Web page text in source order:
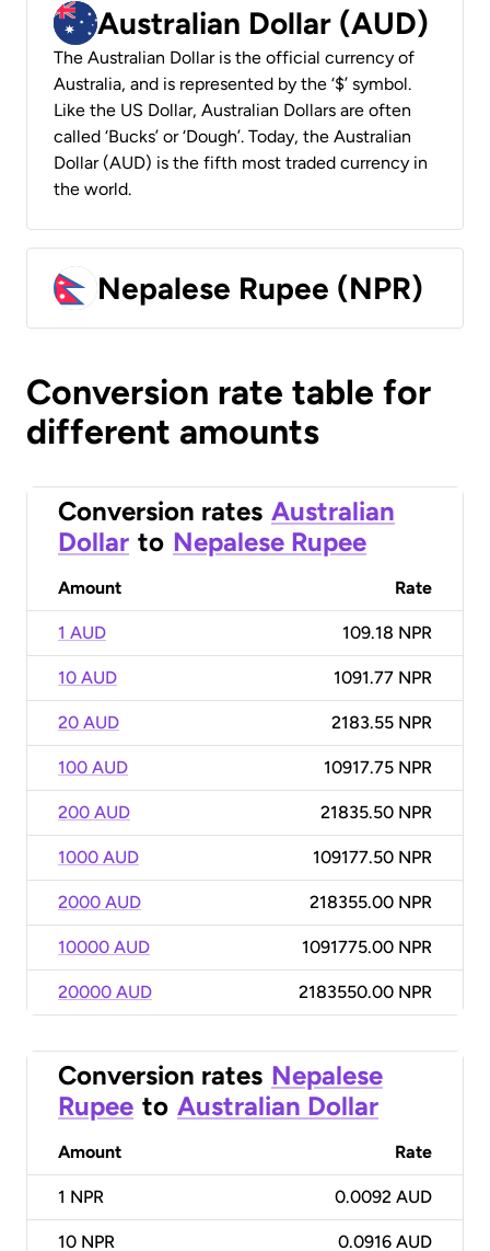
Australian Dollar (AUD)
The Australian Dollar is the official currency of
Australia, and is represented by the ‘$’ symbol.
Like the US Dollar, Australian Dollars are often
called ‘Bucks’ or ‘Dough’. Today, the Australian
Dollar (AUD) is the fifth most traded currency in
the world.
Nepalese Rupee (NPR)
Conversion rate table for
different amounts
Conversion rates Australian
Dollar to Nepalese Rupee
Amount Rate
1 AUD 109.18 NPR
10 AUD 1091.77 NPR
20 AUD 2183.55 NPR
100 AUD 10917.75 NPR
200 AUD 21835.50 NPR
1000 AUD 109177.50 NPR
2000 AUD 218355.00 NPR
10000 AUD 1091775.00 NPR
20000 AUD 2183550.00 NPR
Conversion rates Nepalese
Rupee to Australian Dollar
Amount Rate
1 NPR 0.0092 AUD
10 NPR 0.0916 AUD